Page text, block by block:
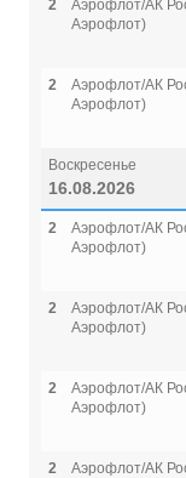
2
Аэрофлот/АК
Аэрофлот)
2
Аэрофлот/АК
Аэрофлот)
Воскресенье
16.08.2026
2
Аэрофлот/АК
Аэрофлот)
2
Аэрофлот/АК
Аэрофлот)
2
Аэрофлот/АК
Аэрофлот)
2
Аэрофлот/АК